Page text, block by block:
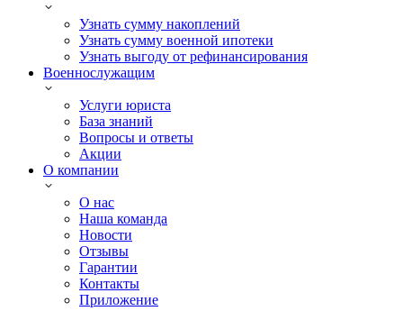
Узнать сумму накоплений
Узнать сумму военной ипотеки
Узнать выгоду от рефинансирования
Военнослужащим
Услуги юриста
База знаний
Вопросы и ответы
Акции
О компании
О нас
Наша команда
Новости
Отзывы
Гарантии
Контакты
Приложение